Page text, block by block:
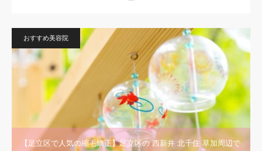
おすすめ美容院
【足立区で人気の縮毛矯正】足立区の 西新井 北千住 草加周辺で